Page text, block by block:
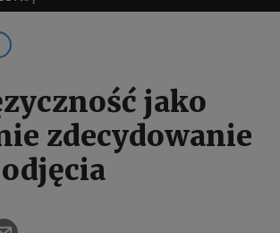
jako
zdecydowanie